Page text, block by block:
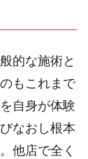
的な施術と
のもこれまで
自身が体験
なおし根本
他店で全く